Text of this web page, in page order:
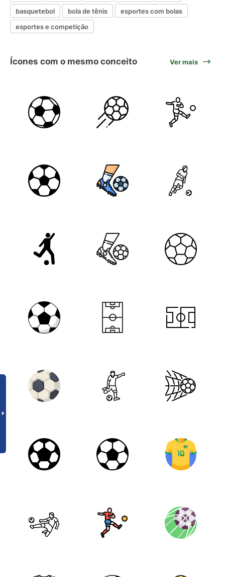
basquetebol
bola de tênis
esportes com bolas
esportes e competição
Ícones com o mesmo conceito Ver mais